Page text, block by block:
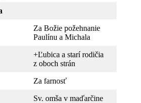
Za Božie požehnanie
Paulínu a Michala
+Ľubica a starí rodičia
z oboch strán
Za farnosť
Sv. omša v maďarčine